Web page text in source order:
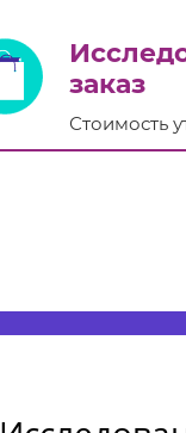
заказ
Стоимость